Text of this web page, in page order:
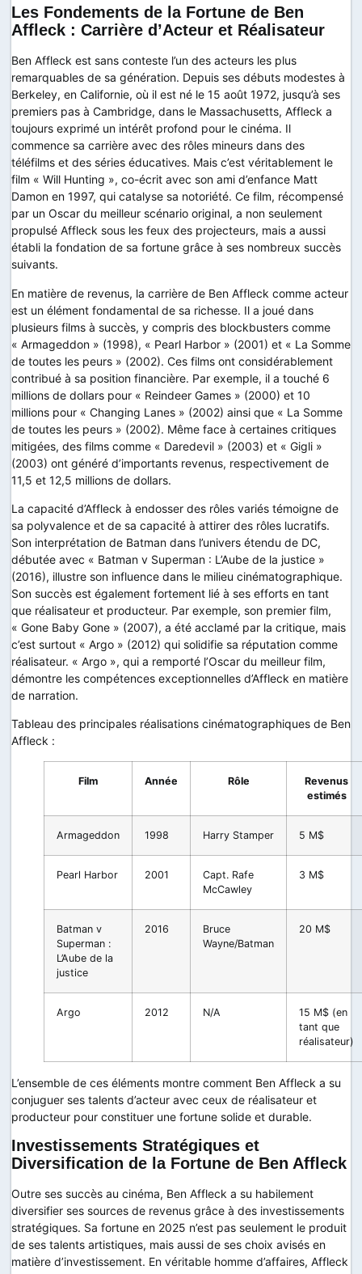
Les Fondements de la Fortune de Ben
Affleck : Carrière d’Acteur et Réalisateur
Ben Affleck est sans conteste l’un des acteurs les plus
remarquables de sa génération. Depuis ses débuts modestes à
Berkeley, en Californie, où il est né le 15 août 1972, jusqu’à ses
premiers pas à Cambridge, dans le Massachusetts, Affleck a
toujours exprimé un intérêt profond pour le cinéma. Il
commence sa carrière avec des rôles mineurs dans des
téléfilms et des séries éducatives. Mais c’est véritablement le
film « Will Hunting », co-écrit avec son ami d’enfance Matt
Damon en 1997, qui catalyse sa notoriété. Ce film, récompensé
par un Oscar du meilleur scénario original, a non seulement
propulsé Affleck sous les feux des projecteurs, mais a aussi
établi la fondation de sa fortune grâce à ses nombreux succès
suivants.
En matière de revenus, la carrière de Ben Affleck comme acteur
est un élément fondamental de sa richesse. Il a joué dans
plusieurs films à succès, y compris des blockbusters comme
« Armageddon » (1998), « Pearl Harbor » (2001) et « La Somme
de toutes les peurs » (2002). Ces films ont considérablement
contribué à sa position financière. Par exemple, il a touché 6
millions de dollars pour « Reindeer Games » (2000) et 10
millions pour « Changing Lanes » (2002) ainsi que « La Somme
de toutes les peurs » (2002). Même face à certaines critiques
mitigées, des films comme « Daredevil » (2003) et « Gigli »
(2003) ont généré d’importants revenus, respectivement de
11,5 et 12,5 millions de dollars.
La capacité d’Affleck à endosser des rôles variés témoigne de
sa polyvalence et de sa capacité à attirer des rôles lucratifs.
Son interprétation de Batman dans l’univers étendu de DC,
débutée avec « Batman v Superman : L’Aube de la justice »
(2016), illustre son influence dans le milieu cinématographique.
Son succès est également fortement lié à ses efforts en tant
que réalisateur et producteur. Par exemple, son premier film,
« Gone Baby Gone » (2007), a été acclamé par la critique, mais
c’est surtout « Argo » (2012) qui solidifie sa réputation comme
réalisateur. « Argo », qui a remporté l’Oscar du meilleur film,
démontre les compétences exceptionnelles d’Affleck en matière
de narration.
Tableau des principales réalisations cinématographiques de Ben
Affleck :
Film Année Rôle
Revenus
estimés
Armageddon 1998 Harry Stamper 5 M$
Pearl Harbor 2001
Capt. Rafe
McCawley
3 M$
Batman v
Superman :
L’Aube de la
justice
2016
Bruce
Wayne/Batman
20 M$
Argo 2012 N/A
15 M$ (en
tant que
réalisateur)
L’ensemble de ces éléments montre comment Ben Affleck a su
conjuguer ses talents d’acteur avec ceux de réalisateur et
producteur pour constituer une fortune solide et durable.
Investissements Stratégiques et
Diversification de la Fortune de Ben Affleck
Outre ses succès au cinéma, Ben Affleck a su habilement
diversifier ses sources de revenus grâce à des investissements
stratégiques. Sa fortune en 2025 n’est pas seulement le produit
de ses talents artistiques, mais aussi de ses choix avisés en
matière d’investissement. En véritable homme d’affaires, Affleck